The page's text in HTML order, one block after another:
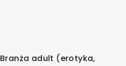
Branża adult (erotyka,